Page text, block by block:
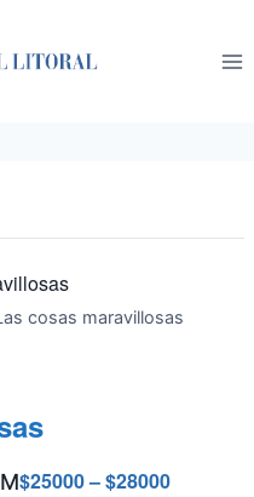
cosas maravillosas
$25000 – $28000